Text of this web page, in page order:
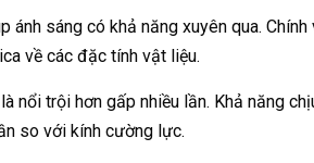
sáng có khả năng xuyên qua. Chính
về các đặc tính vật liệu.
nổi trội hơn gấp nhiều lần. Khả năng
so với kính cường lực.